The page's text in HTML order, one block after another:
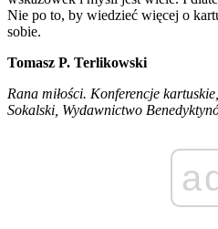
Nie po to, by wiedzieć więcej o
sobie.
Tomasz P. Terlikowski
Rana miłości. Konferencje
Sokalski, Wydawnictwo
ad